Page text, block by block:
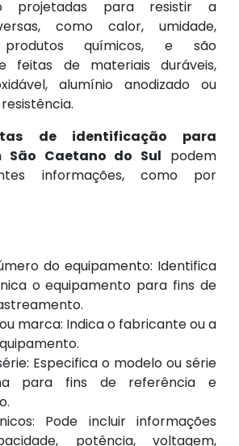
projetadas para resistir a
como calor, umidade,
químicos, e são
feitas de materiais duráveis,
alumínio anodizado ou
de identificação para
São Caetano do Sul podem
informações, como por
do equipamento: Identifica
o equipamento para fins de
marca: Indica o fabricante ou a
Especifica o modelo ou série
para fins de referência e
Pode incluir informações
potência, voltagem,